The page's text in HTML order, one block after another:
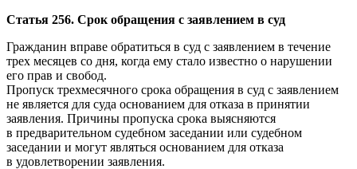
Статья 256. Срок обращения с заявлением в суд
Гражданин вправе обратиться в суд с заявлением в течение
трех месяцев со дня, когда ему стало известно о нарушении
его прав и свобод.
Пропуск трехмесячного срока обращения в суд с заявлением
не является для суда основанием для отказа в принятии
заявления. Причины пропуска срока выясняются
в предварительном судебном заседании или судебном
заседании и могут являться основанием для отказа
в удовлетворении заявления.